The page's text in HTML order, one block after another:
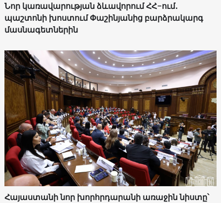
Նոր կառավարության ձևավորում ՀՀ-ում․
պաշտոնի խոստում Փաշինյանից բարձրակարգ
մասնագետներին
Հայաստանի նոր խորհրդարանի առաջին նիստը՝